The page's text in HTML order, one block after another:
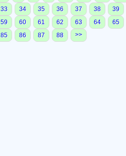
33 34 35 36 37 38
39
59 60 61 62 63 64
65
85 86 87 88 >>